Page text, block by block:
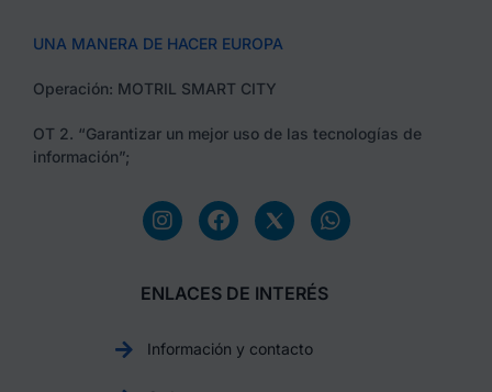
UNA MANERA DE HACER EUROPA
Operación: MOTRIL SMART CITY
OT 2. “Garantizar un mejor uso de las tecnologías de
información”;
ENLACES DE INTERÉS
Información y contacto